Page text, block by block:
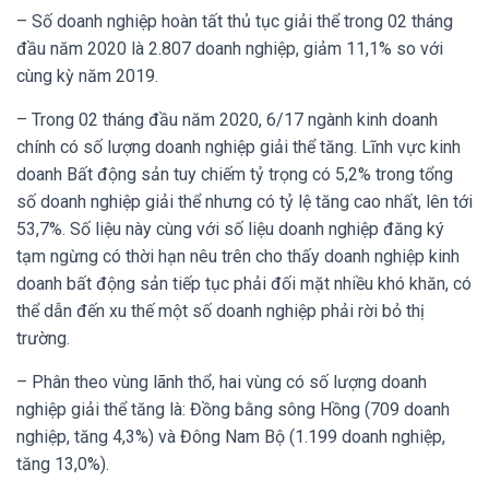
– Số doanh nghiệp hoàn tất thủ tục giải thể trong 02 tháng
đầu năm 2020 là 2.807 doanh nghiệp, giảm 11,1% so với
cùng kỳ năm 2019.
– Trong 02 tháng đầu năm 2020, 6/17 ngành kinh doanh
chính có số lượng doanh nghiệp giải thể tăng. Lĩnh vực kinh
doanh Bất động sản tuy chiếm tỷ trọng có 5,2% trong tổng
số doanh nghiệp giải thể nhưng có tỷ lệ tăng cao nhất, lên tới
53,7%. Số liệu này cùng với số liệu doanh nghiệp đăng ký
tạm ngừng có thời hạn nêu trên cho thấy doanh nghiệp kinh
doanh bất động sản tiếp tục phải đối mặt nhiều khó khăn, có
thể dẫn đến xu thế một số doanh nghiệp phải rời bỏ thị
trường.
– Phân theo vùng lãnh thổ, hai vùng có số lượng doanh
nghiệp giải thể tăng là: Đồng bằng sông Hồng (709 doanh
nghiệp, tăng 4,3%) và Đông Nam Bộ (1.199 doanh nghiệp,
tăng 13,0%).